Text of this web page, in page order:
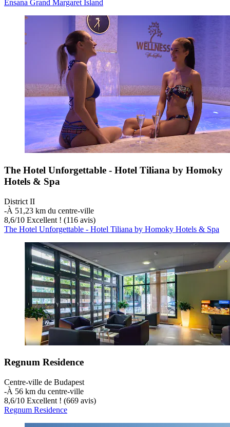
Ensana Grand Margaret Island
The Hotel Unforgettable - Hotel Tiliana by Homoky
Hotels & Spa
District II
‐À 51,23 km du centre-ville
8,6/10 Excellent ! (116 avis)
The Hotel Unforgettable - Hotel Tiliana by Homoky Hotels & Spa
Regnum Residence
Centre-ville de Budapest
‐À 56 km du centre-ville
8,6/10 Excellent ! (669 avis)
Regnum Residence